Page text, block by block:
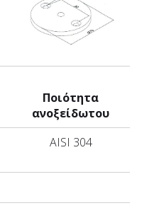
Ποιότητα
ανοξείδωτου
AISI 304